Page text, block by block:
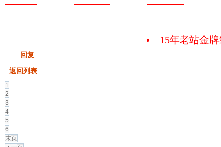
码皇总管
说：2026年7月底即将 开启特邀
15年老站金
回复
返回列表
1
2
3
4
5
6
末页